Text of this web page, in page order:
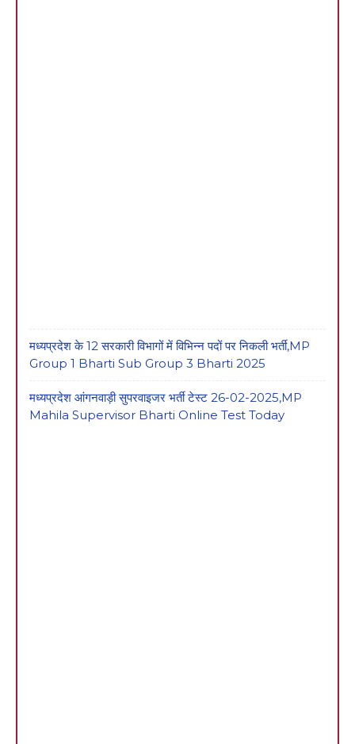
मध्यप्रदेश के 12 सरकारी विभागों में विभिन्न पदों पर निकली भर्ती,MP
Group 1 Bharti Sub Group 3 Bharti 2025
मध्यप्रदेश आंगनवाड़ी सुपरवाइजर भर्ती टेस्ट 26-02-2025,MP
Mahila Supervisor Bharti Online Test Today